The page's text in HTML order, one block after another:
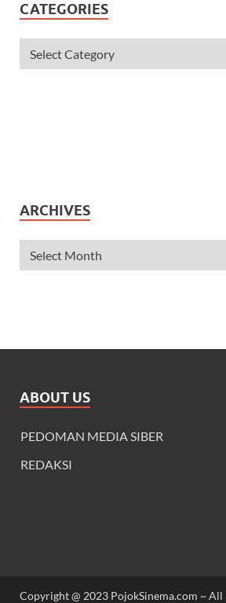
CATEGORIES
ARCHIVES
ABOUT US
PEDOMAN MEDIA SIBER
REDAKSI
Copyright @ 2023 PojokSinema.com ~ All